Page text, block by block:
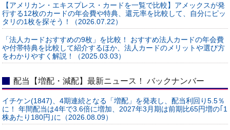
【アメリカン・エキスプレス・カードを一覧で比較】アメックスが発
行する12枚のカードの年会費や特典、還元率を比較して、自分にピッ
タリの1枚を探そう！（2026.07.22）
「法人カードおすすめの9枚」を比較！ おすすめ法人カードの年会費
や付帯特典を比較して紹介するほか、法人カードのメリットや選び方
をわかりやすく解説！（2025.03.03）
配当【増配・減配】最新ニュース！ バックナンバー
イチケン(1847)、4期連続となる「増配」を発表し、配当利回り5.5％
に！ 年間配当は4年で3.6倍に増加、2027年3月期は前期比65円増の｢1
株あたり180円｣に（2026.08.09）